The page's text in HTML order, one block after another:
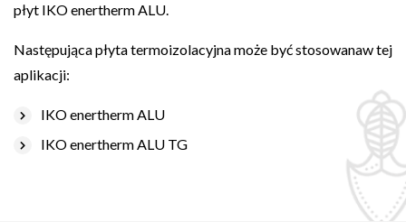
płyt IKO enertherm ALU.
Następująca płyta termoizolacyjna może być stosowanaw tej
aplikacji:
IKO enertherm ALU
IKO enertherm ALU TG